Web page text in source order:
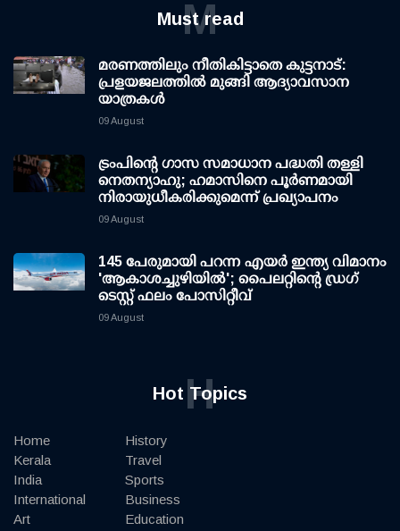
Must read
M
മരണത്തിലും നീതികിട്ടാതെ കുട്ടനാട്:
പ്രളയജലത്തില്‍ മുങ്ങി ആദ്യാവസാന
യാത്രകള്‍
09 August
ട്രംപിന്റെ ഗാസ സമാധാന പദ്ധതി തള്ളി
നെതന്യാഹു; ഹമാസിനെ പൂര്‍ണമായി
നിരായുധീകരിക്കുമെന്ന് പ്രഖ്യാപനം
09 August
145 പേരുമായി പറന്ന എയര്‍ ഇന്ത്യ വിമാനം
'ആകാശച്ചുഴിയില്‍'; പൈലറ്റിന്റെ ഡ്രഗ്
ടെസ്റ്റ് ഫലം പോസിറ്റീവ്
09 August
Hot Topics
H
Home
Kerala
India
International
Art
History
Travel
Sports
Business
Education